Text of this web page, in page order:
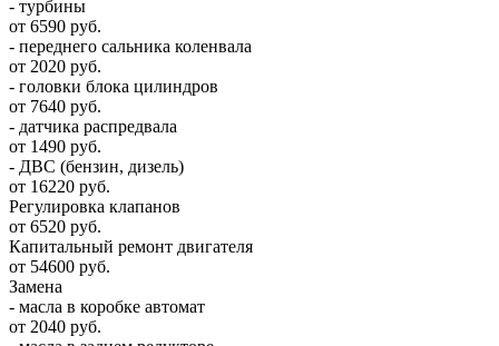
- турбины
от 6590 руб.
- переднего сальника коленвала
от 2020 руб.
- головки блока цилиндров
от 7640 руб.
- датчика распредвала
от 1490 руб.
- ДВС (бензин, дизель)
от 16220 руб.
Регулировка клапанов
от 6520 руб.
Капитальный ремонт двигателя
от 54600 руб.
Замена
- масла в коробке автомат
от 2040 руб.